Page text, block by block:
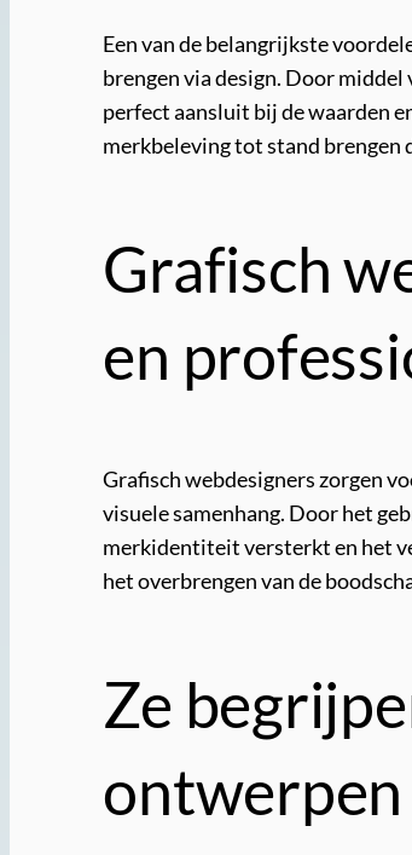
Een van de belangrijkste
brengen via design. Door
perfect aansluit bij de waarden
merkbeleving tot stand brengen
Grafisch
en
Grafisch webdesigners zorgen
visuele samenhang. Door het
merkidentiteit versterkt en het
het overbrengen van de
Ze